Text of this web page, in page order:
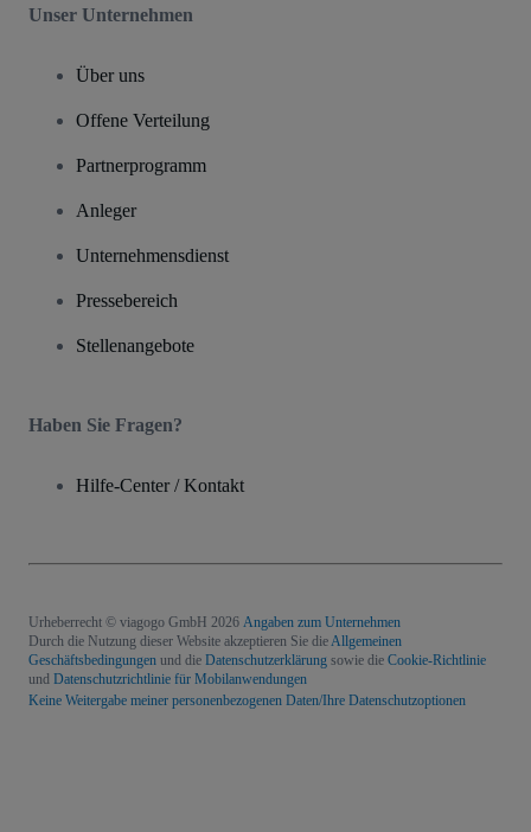
Unser Unternehmen
Über uns
Offene Verteilung
Partnerprogramm
Anleger
Unternehmensdienst
Pressebereich
Stellenangebote
Haben Sie Fragen?
Hilfe-Center / Kontakt
Urheberrecht © viagogo GmbH 2026 Angaben zum Unternehmen
Durch die Nutzung dieser Website akzeptieren Sie die Allgemeinen
Geschäftsbedingungen und die Datenschutzerklärung sowie die Cookie-Richtlinie
und Datenschutzrichtlinie für Mobilanwendungen
Keine Weitergabe meiner personenbezogenen Daten/Ihre Datenschutzoptionen